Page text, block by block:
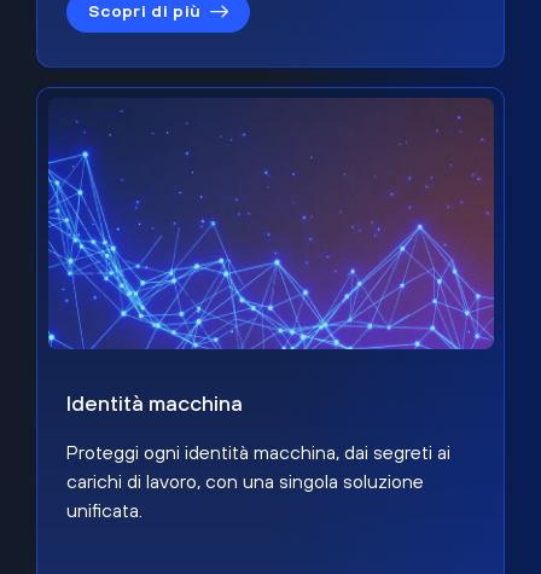
Scopri di più
Identità macchina
Proteggi ogni identità macchina, dai segreti ai
carichi di lavoro, con una singola soluzione
unificata.